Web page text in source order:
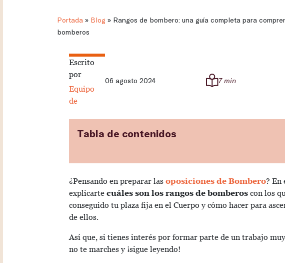
Portada » Blog » Rangos de bombero: una guía completa para
bomberos
Escrito
por
Equipo
de
06 agosto 2024 7 min
Tabla de contenidos
¿Pensando en preparar las oposiciones de Bombero? En
explicarte cuáles son los rangos de bomberos con los
conseguido tu plaza fija en el Cuerpo y cómo hacer para
de ellos.
Así que, si tienes interés por formar parte de un trabajo
no te marches y ¡sigue leyendo!